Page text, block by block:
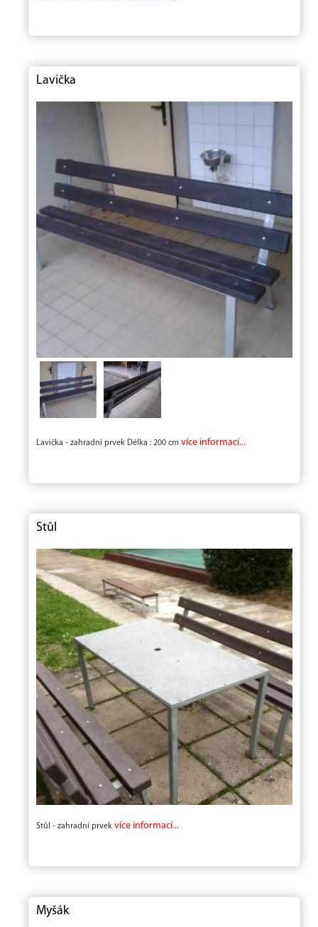
Lavička
Lavička - zahradní prvek Délka : 200 cm více informací...
Stůl
Stůl - zahradní prvek více informací...
Myšák